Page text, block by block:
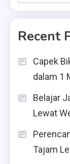
Recent
Capek
dalam 1
Belajar
Lewat
Tajam